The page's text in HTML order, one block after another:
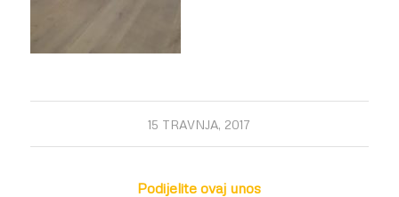
15 TRAVNJA, 2017
Podijelite ovaj unos